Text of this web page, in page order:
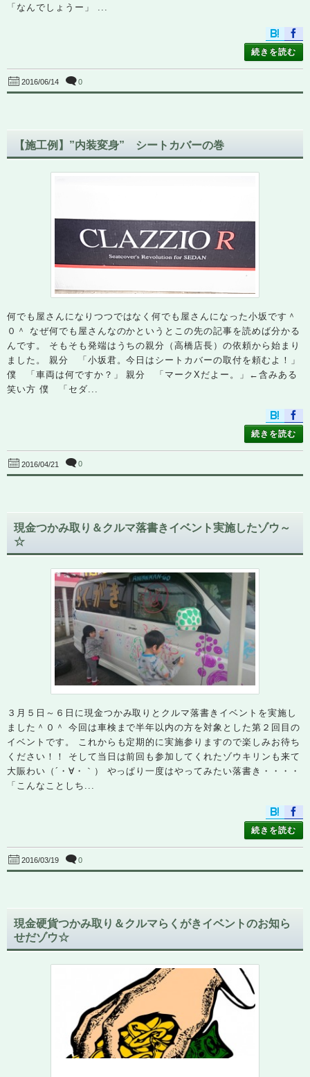
「なんでしょうー」 ...
続きを読む
2016/06/14 0
【施工例】”内装変身” シートカバーの巻
何でも屋さんになりつつではなく何でも屋さんになった小坂です＾
０＾ なぜ何でも屋さんなのかというとこの先の記事を読めば分かる
んです。 そもそも発端はうちの親分（高橋店長）の依頼から始まり
ました。 親分 「小坂君。今日はシートカバーの取付を頼むよ！」
僕 「車両は何ですか？」 親分 「マークXだよー。」←含みある
笑い方 僕 「セダ...
続きを読む
2016/04/21 0
現金つかみ取り＆クルマ落書きイベント実施したゾウ～
☆
３月５日～６日に現金つかみ取りとクルマ落書きイベントを実施し
ました＾０＾ 今回は車検まで半年以内の方を対象とした第２回目の
イベントです。 これからも定期的に実施参りますので楽しみお待ち
ください！！ そして当日は前回も参加してくれたゾウキリンも来て
大賑わい（´・∀・｀） やっぱり一度はやってみたい落書き・・・・
「こんなことしち...
続きを読む
2016/03/19 0
現金硬貨つかみ取り＆クルマらくがきイベントのお知ら
せだゾウ☆